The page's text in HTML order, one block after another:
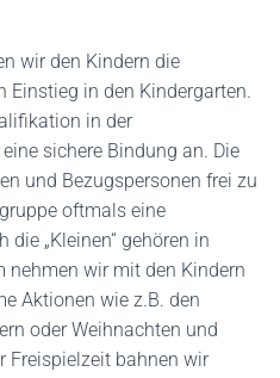
wir den Kindern die
in den Kindergarten.
in der
sichere Bindung an. Die
und Bezugspersonen frei zu
oftmals eine
die „Kleinen“ gehören in
nehmen wir mit den Kindern
Aktionen wie z.B. den
oder Weihnachten und
Freispielzeit bahnen wir